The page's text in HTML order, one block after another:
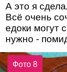
А это я
Всё очень
едоки могут
нужно -
Фото 8